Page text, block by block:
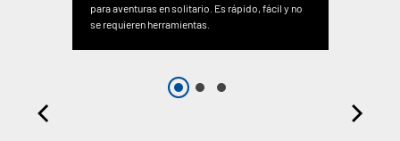
para aventuras en solitario. Es rápido, fácil y no
se requieren herramientas.